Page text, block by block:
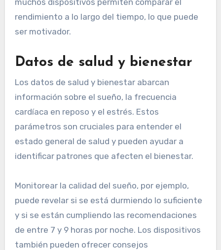
muchos dispositivos permiten comparar el
rendimiento a lo largo del tiempo, lo que puede
ser motivador.
Datos de salud y bienestar
Los datos de salud y bienestar abarcan
información sobre el sueño, la frecuencia
cardíaca en reposo y el estrés. Estos
parámetros son cruciales para entender el
estado general de salud y pueden ayudar a
identificar patrones que afecten el bienestar.
Monitorear la calidad del sueño, por ejemplo,
puede revelar si se está durmiendo lo suficiente
y si se están cumpliendo las recomendaciones
de entre 7 y 9 horas por noche. Los dispositivos
también pueden ofrecer consejos